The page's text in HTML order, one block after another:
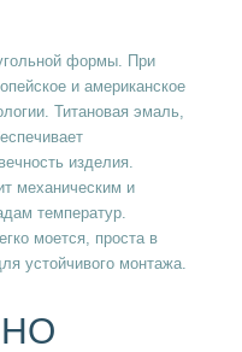
формы. При
и американское
Титановая эмаль,
изделия.
механическим и
температур.
моется, проста в
устойчивого монтажа.